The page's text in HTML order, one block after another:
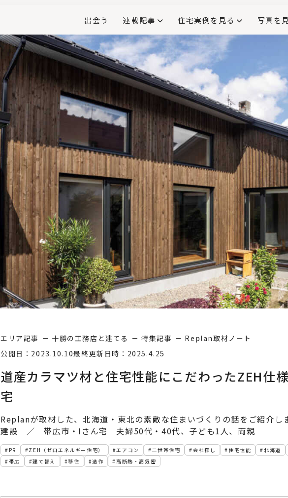
出会う 連載記事 住宅実例を見る 写真を
道産カラマツ材と住宅性能にこだわったZEH仕
宅
公開日：2023.10.10最終更新日時：2025.4.25
エリア記事 十勝の工務店と建てる 特集記事 Replan取材ノート
PR ZEH（ゼロエネルギー住宅） エアコン 二世帯住宅 会社探し 住宅性能
北海道
帯広
建て替え 移住 造作 高断熱・高気密
Replanが取材した、北海道・東北の素敵な住まいづくりの話をご紹介し
建設 ／ 帯広市・Iさん宅 夫婦50代・40代、子ども1人、両親